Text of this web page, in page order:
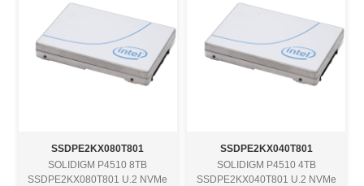
SSDPE2KX080T801
SOLIDIGM P4510 8TB
SSDPE2KX080T801 U.2 NVMe
SSDPE2KX040T801
SOLIDIGM P4510 4TB
SSDPE2KX040T801 U.2 NVMe